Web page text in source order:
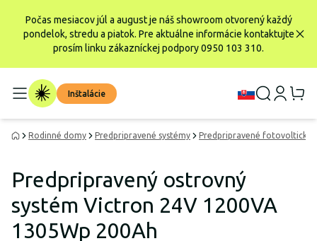
Počas mesiacov júl a august je náš showroom otvorený každý
pondelok, stredu a piatok. Pre aktuálne informácie kontaktujte
prosím linku zákazníckej podpory 0950 103 310.
Inštalácie
Rodinné domy Predpripravené systémy Predpripravené fotovoltické
Predpripravený ostrovný
systém Victron 24V 1200VA
1305Wp 200Ah